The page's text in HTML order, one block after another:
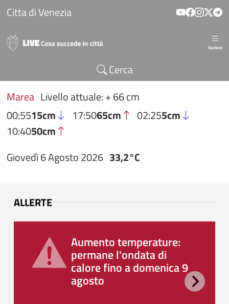
Salta al contenuto principale
Citta di Venezia
Sezioni
Cerca
Marea Livello attuale: + 66 cm
00:5515cm 17:5065cm 02:255cm
10:4050cm
Giovedì 6 Agosto 2026 33,2°C
ALLERTE
Aumento temperature:
permane l'ondata di
calore fino a domenica 9
agosto